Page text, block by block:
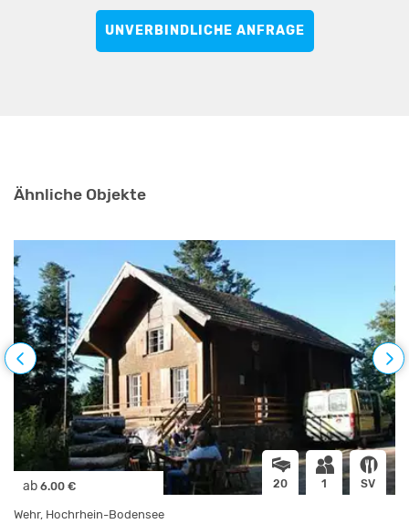
UNVERBINDLICHE ANFRAGE
Ähnliche Objekte
ab 6.00 € 20 1 SV
Wehr, Hochrhein-Bodensee